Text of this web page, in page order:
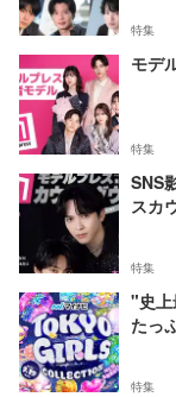
特集
モデ
特集
SNS
スカ
特集
"史上
たっ
特集